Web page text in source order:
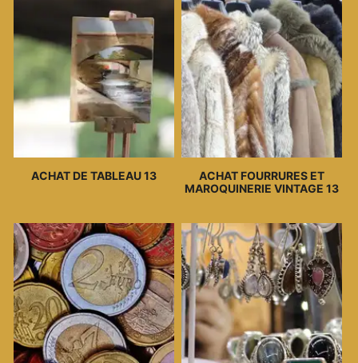
ACHAT DE TABLEAU 13
ACHAT FOURRURES ET
MAROQUINERIE VINTAGE 13